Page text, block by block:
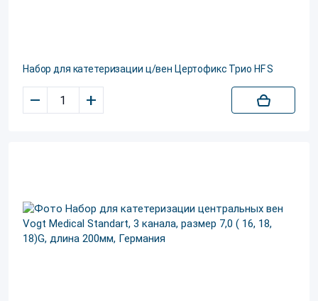
Набор для катетеризации ц/вен Цертофикс Трио HF S
– +